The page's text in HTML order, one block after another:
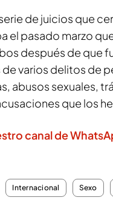
de juicios que
el pasado marzo
después de que
varios delitos de
abusos sexuales,
que los
canal de
Internacional Sexo